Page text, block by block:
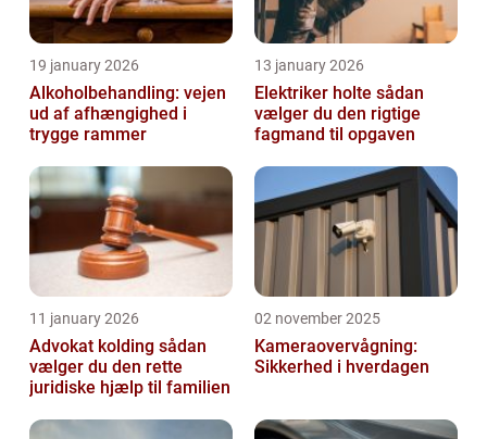
19 january 2026
Alkoholbehandling: vejen
ud af afhængighed i
trygge rammer
13 january 2026
Elektriker holte sådan
vælger du den rigtige
fagmand til opgaven
11 january 2026
Advokat kolding sådan
vælger du den rette
juridiske hjælp til familien
02 november 2025
Kameraovervågning:
Sikkerhed i hverdagen